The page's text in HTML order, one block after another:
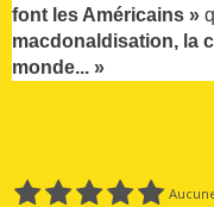
font les Américains »
macdonaldisation, la
monde... »